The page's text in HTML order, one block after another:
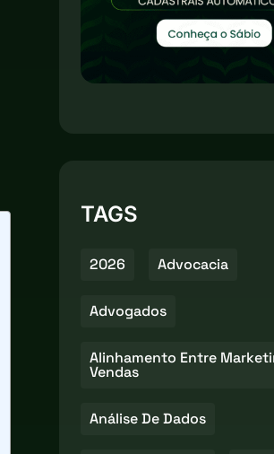
TAGS
2026 Advocacia
Advogados
Alinhamento Entre
Vendas
Análise De Dados